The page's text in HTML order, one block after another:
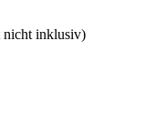
nicht inklusiv)